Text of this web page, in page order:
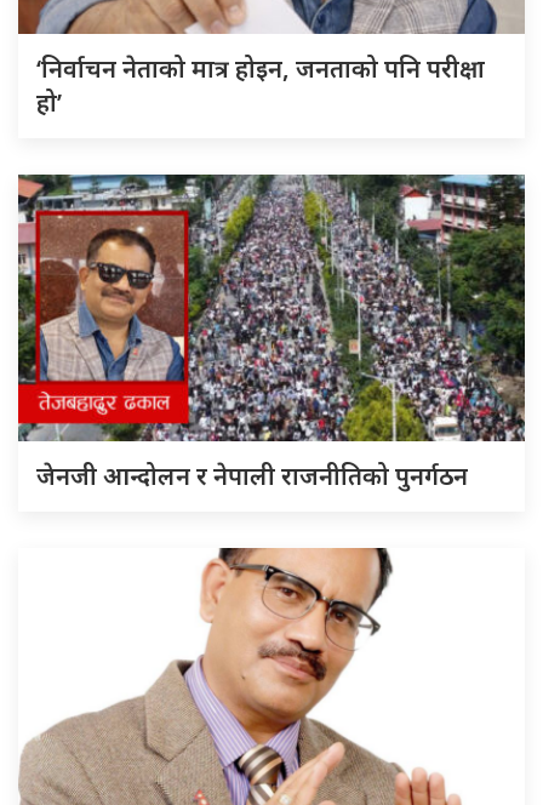
‘निर्वाचन नेताको मात्र होइन, जनताको पनि परीक्षा
हो’
जेनजी आन्दोलन र नेपाली राजनीतिको पुनर्गठन